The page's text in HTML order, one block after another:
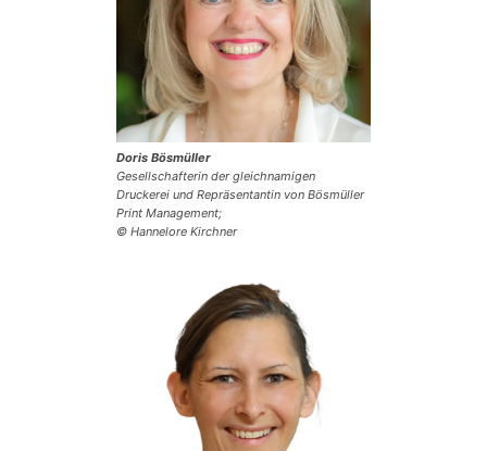
Doris Bösmüller
Gesellschafterin der gleichnamigen
Druckerei und Repräsentantin von Bösmüller
Print Management;
© Hannelore Kirchner